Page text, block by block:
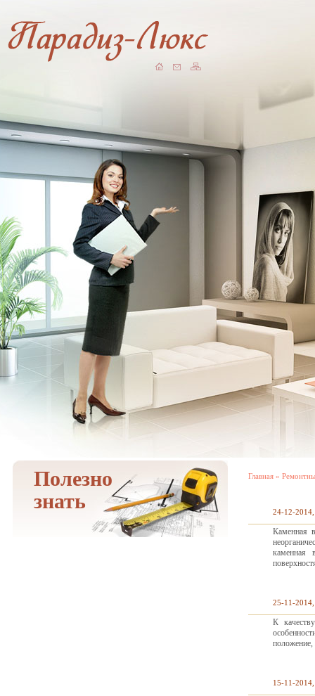
Полезно
знать
Главная »
24-12-
Каменная
каменная
25-11-
К
положение,
15-11-